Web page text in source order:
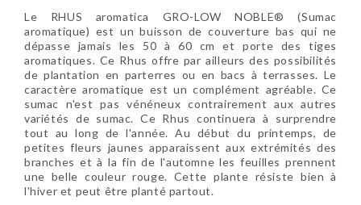
Le RHUS aromatica GRO-LOW NOBLE® (Sumac
aromatique) est un buisson de couverture bas qui ne
dépasse jamais les 50 à 60 cm et porte des tiges
aromatiques. Ce Rhus offre par ailleurs des possibilités
de plantation en parterres ou en bacs à terrasses. Le
caractère aromatique est un complément agréable. Ce
sumac n'est pas vénéneux contrairement aux autres
variétés de sumac. Ce Rhus continuera à surprendre
tout au long de l'année. Au début du printemps, de
petites fleurs jaunes apparaissent aux extrémités des
branches et à la fin de l'automne les feuilles prennent
une belle couleur rouge. Cette plante résiste bien à
l'hiver et peut être planté partout.